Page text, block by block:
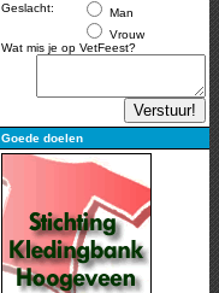
Geslacht:
Man
Vrouw
Wat mis je op VetFeest?
Goede doelen